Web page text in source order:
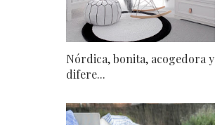
Nórdica, bonita, acogedora y
difere...